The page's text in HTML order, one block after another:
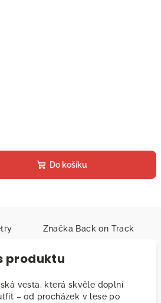
Do košíku
Značka Back on Track
produktu
vesta, která skvěle doplní
– od procházek v lese po